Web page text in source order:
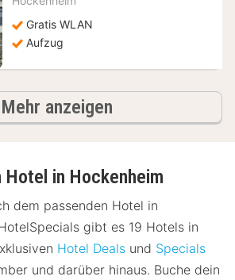
Gratis WLAN
Aufzug
Mehr anzeigen
Hotel in Hockenheim
dem passenden Hotel in
gibt es 19 Hotels in
Hotel Deals und Specials
und darüber hinaus. Buche dein